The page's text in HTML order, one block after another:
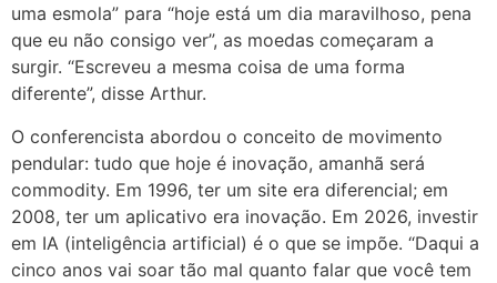
uma esmola” para “hoje está um dia maravilhoso, pena
que eu não consigo ver”, as moedas começaram a
surgir. “Escreveu a mesma coisa de uma forma
diferente”, disse Arthur.
O conferencista abordou o conceito de movimento
pendular: tudo que hoje é inovação, amanhã será
commodity. Em 1996, ter um site era diferencial; em
2008, ter um aplicativo era inovação. Em 2026, investir
em IA (inteligência artificial) é o que se impõe. “Daqui a
cinco anos vai soar tão mal quanto falar que você tem